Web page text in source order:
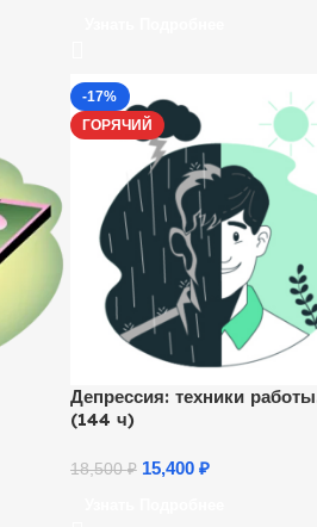
-17%
ГОРЯЧИЙ
Депрессия: техники
(144 ч)
18,500₽ 15,400 ₽